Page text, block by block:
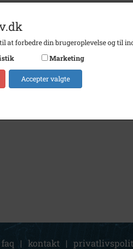
faq | kontakt |
at forbedre din brugeroplevelse og til
Marketing
Accepter valgte